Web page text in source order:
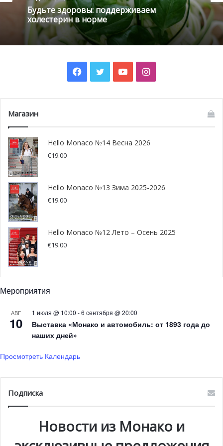
короткие встречи с людьми во время тренировок
на улице поднимают ваше настроение. Занятие
будет приносить вам удовольствие, и вы будете
чувствовать себя более молодым и активным.
Кроме того, в Монако вы можете найти замечательные
возможности для проведения тренировки на свежем
Например, спортивный клуб World Class подобрал
Будьте здоровы: поддерживаем
холестерин в норме
Facebook
TwitterYouTubeInstagram
Магазин
Hello Monaco №14 Весна 2026
€19.00
Hello Monaco №13 Зима 2025-2026
€19.00
Hello Monaco №12 Лето – Осень 2025
€19.00
Мероприятия
АВГ
10
1 июля @ 10:00 -6 сентября @ 20:00
Выставка «Монако и автомобиль: от 1893 года до
наших дней»
Просмотреть Календарь
Подписка
Новости из Монако и